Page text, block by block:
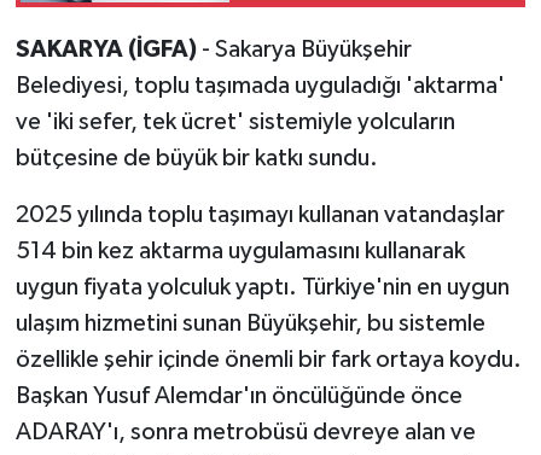
SAKARYA (İGFA) - Sakarya Büyükşehir
Belediyesi, toplu taşımada uyguladığı 'aktarma'
ve 'iki sefer, tek ücret' sistemiyle yolcuların
bütçesine de büyük bir katkı sundu.
2025 yılında toplu taşımayı kullanan vatandaşlar
514 bin kez aktarma uygulamasını kullanarak
uygun fiyata yolculuk yaptı. Türkiye'nin en uygun
ulaşım hizmetini sunan Büyükşehir, bu sistemle
özellikle şehir içinde önemli bir fark ortaya koydu.
Başkan Yusuf Alemdar'ın öncülüğünde önce
ADARAY'ı, sonra metrobüsü devreye alan ve